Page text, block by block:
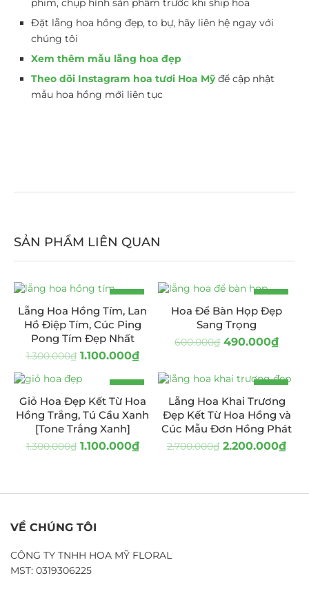
phim, chụp hình sản phẩm trước khi ship hoa
Đặt lẵng hoa hồng đẹp, to bự, hãy liên hệ ngay với
chúng tôi
Xem thêm mẫu lẵng hoa đẹp
Theo dõi Instagram hoa tươi Hoa Mỹđể cập nhật
mẫu hoa hồng mới liên tục
SẢN PHẨM LIÊN QUAN
-15%
Lẵng Hoa Hồng Tím, Lan
Hồ Điệp Tím, Cúc Ping
Pong Tím Đẹp Nhất
1.300.000₫ 1.100.000₫
-18%
Hoa Để Bàn Họp Đẹp
Sang Trọng
600.000₫ 490.000₫
-15%
Giỏ Hoa Đẹp Kết Từ Hoa
Hồng Trắng, Tú Cầu Xanh
[Tone Trắng Xanh]
1.300.000₫ 1.100.000₫
-19%
Lẵng Hoa Khai Trương
Đẹp Kết Từ Hoa Hồng và
Cúc Mẫu Đơn Hồng Phát
2.700.000₫ 2.200.000₫
VỀ CHÚNG TÔI
CÔNG TY TNHH HOA MỸ FLORAL
MST: 0319306225